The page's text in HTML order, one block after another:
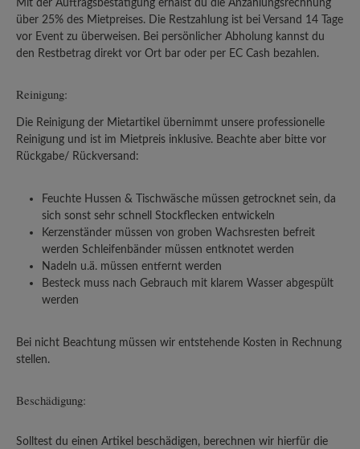
Mit der Auftragsbestätigung erhälst du die Anzahlungsrechnung
über 25% des Mietpreises. Die Restzahlung ist bei Versand 14 Tage
vor Event zu überweisen. Bei persönlicher Abholung kannst du
den Restbetrag direkt vor Ort bar oder per EC Cash bezahlen.
Reinigung:
Die Reinigung der Mietartikel übernimmt unsere professionelle
Reinigung und ist im Mietpreis inklusive. Beachte aber bitte vor
Rückgabe/ Rückversand:
Feuchte Hussen & Tischwäsche müssen getrocknet sein, da
sich sonst sehr schnell Stockflecken entwickeln
Kerzenständer müssen von groben Wachsresten befreit
werden Schleifenbänder müssen entknotet werden
Nadeln u.ä. müssen entfernt werden
Besteck muss nach Gebrauch mit klarem Wasser abgespült
werden
Bei nicht Beachtung müssen wir entstehende Kosten in Rechnung
stellen.
Beschädigung:
Solltest du einen Artikel beschädigen, berechnen wir hierfür die